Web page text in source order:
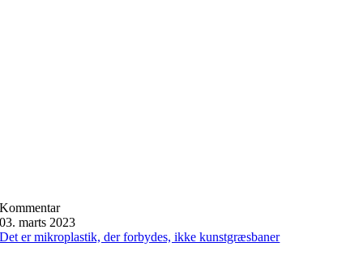
Kommentar
03. marts 2023
Det er mikroplastik, der forbydes, ikke kunstgræsbaner